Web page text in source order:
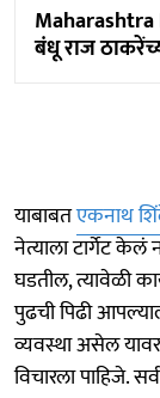
Maharashtra
बंधू राज
याबाबतएकनाथ
नेत्याला टार्गेट केलं
घडतील, त्यावेळी
पुढची पिढी
व्यवस्था असेल
विचारला पाहिजे.